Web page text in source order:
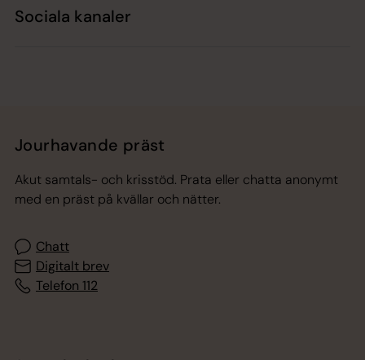
Sociala kanaler
Jourhavande präst
Akut samtals- och krisstöd. Prata eller chatta anonymt
med en präst på kvällar och nätter.
Chatt
Digitalt brev
Telefon 112